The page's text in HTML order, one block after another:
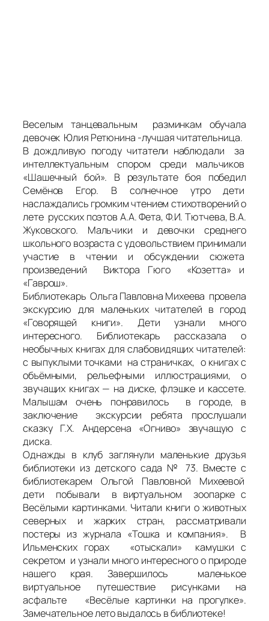
Веселым танцевальным разминкам обучала
девочек Юлия Ретюнина -лучшая читательница.
В дождливую погоду читатели наблюдали за
интеллектуальным спором среди мальчиков
«Шашечный бой». В результате боя победил
Семёнов Егор. В солнечное утро дети
наслаждались громким чтением стихотворений о
лете русских поэтов А.А. Фета, Ф.И. Тютчева, В.А.
Жуковского. Мальчики и девочки среднего
школьного возраста с удовольствием принимали
участие в чтении и обсуждении сюжета
произведений Виктора Гюго «Козетта» и
«Гаврош».
Библиотекарь Ольга Павловна Михеева провела
экскурсию для маленьких читателей в город
«Говорящей книги». Дети узнали много
интересного. Библиотекарь рассказала о
необычных книгах для слабовидящих читателей:
с выпуклыми точками на страничках, о книгах с
объёмными, рельефными иллюстрациями, о
звучащих книгах — на диске, флэшке и кассете.
Малышам очень понравилось в городе, в
заключение экскурсии ребята прослушали
сказку Г.Х. Андерсена «Огниво» звучащую с
диска.
Однажды в клуб заглянули маленькие друзья
библиотеки из детского сада № 73. Вместе с
библиотекарем Ольгой Павловной Михеевой
дети побывали в виртуальном зоопарке с
Весёлыми картинками. Читали книги о животных
северных и жарких стран, рассматривали
постеры из журнала «Тошка и компания». В
Ильменских горах «отыскали» камушки с
секретом и узнали много интересного о природе
нашего края. Завершилось маленькое
виртуальное путешествие рисунками на
асфальте «Весёлые картинки на прогулке».
Замечательное лето выдалось в библиотеке!